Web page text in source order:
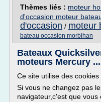
Thèmes liés : moteur
d'occasion moteur
d'occasion / moteur
bateau occasion morbihan
Bateaux
moteurs Mercury ...
Ce site utilise des
Si vous ne changez pas
navigateur,c'est que